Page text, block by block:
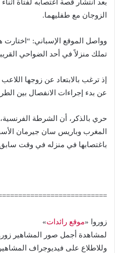
بعد انتشار قصة اغتصابه لفتاة
الزوجان مع طفليهما.
وواصل الموقع الإسباني:
تملك منزلاً في أحد الضواحي
إذ ترغب بالابتعاد عن زوجها
عن بدء إجراءات الانفصال بين
حري بالذكر، أن الشرطة
المغرب وباريس سان جيرمان
باغتصابها في منزله في وقت
زوروا «موقع رائدات»
لمشاهدة أجمل صور المشاهير
وللاطلاع على فيديوجراف